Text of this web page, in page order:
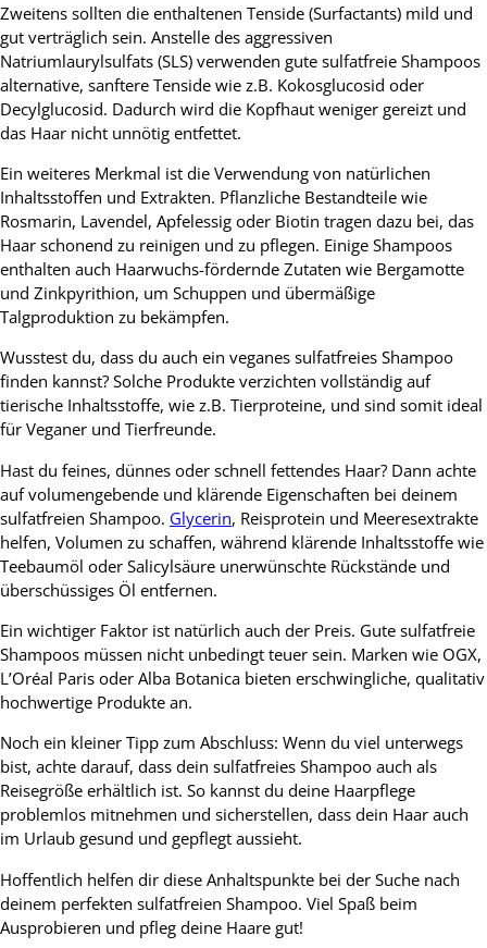
Zweitens sollten die enthaltenen Tenside (Surfactants) mild und
gut verträglich sein. Anstelle des aggressiven
Natriumlaurylsulfats (SLS) verwenden gute sulfatfreie Shampoos
alternative, sanftere Tenside wie z.B. Kokosglucosid oder
Decylglucosid. Dadurch wird die Kopfhaut weniger gereizt und
das Haar nicht unnötig entfettet.
Ein weiteres Merkmal ist die Verwendung von natürlichen
Inhaltsstoffen und Extrakten. Pflanzliche Bestandteile wie
Rosmarin, Lavendel, Apfelessig oder Biotin tragen dazu bei, das
Haar schonend zu reinigen und zu pflegen. Einige Shampoos
enthalten auch Haarwuchs-fördernde Zutaten wie Bergamotte
und Zinkpyrithion, um Schuppen und übermäßige
Talgproduktion zu bekämpfen.
Wusstest du, dass du auch ein veganes sulfatfreies Shampoo
finden kannst? Solche Produkte verzichten vollständig auf
tierische Inhaltsstoffe, wie z.B. Tierproteine, und sind somit ideal
für Veganer und Tierfreunde.
Hast du feines, dünnes oder schnell fettendes Haar? Dann achte
auf volumengebende und klärende Eigenschaften bei deinem
sulfatfreien Shampoo. Glycerin, Reisprotein und Meeresextrakte
helfen, Volumen zu schaffen, während klärende Inhaltsstoffe wie
Teebaumöl oder Salicylsäure unerwünschte Rückstände und
überschüssiges Öl entfernen.
Ein wichtiger Faktor ist natürlich auch der Preis. Gute sulfatfreie
Shampoos müssen nicht unbedingt teuer sein. Marken wie OGX,
L’Oréal Paris oder Alba Botanica bieten erschwingliche, qualitativ
hochwertige Produkte an.
Noch ein kleiner Tipp zum Abschluss: Wenn du viel unterwegs
bist, achte darauf, dass dein sulfatfreies Shampoo auch als
Reisegröße erhältlich ist. So kannst du deine Haarpflege
problemlos mitnehmen und sicherstellen, dass dein Haar auch
im Urlaub gesund und gepflegt aussieht.
Hoffentlich helfen dir diese Anhaltspunkte bei der Suche nach
deinem perfekten sulfatfreien Shampoo. Viel Spaß beim
Ausprobieren und pfleg deine Haare gut!